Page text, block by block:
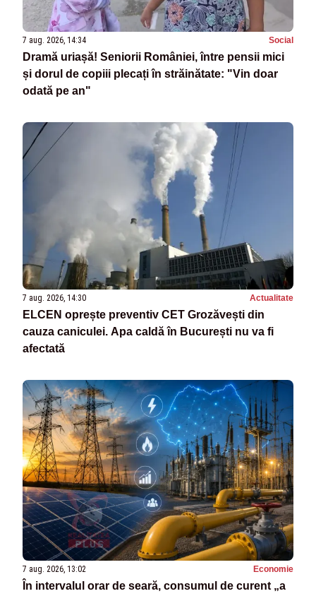
7 aug. 2026, 14:34 Social
Dramă uriașă! Seniorii României, între pensii mici
și dorul de copiii plecați în străinătate: "Vin doar
odată pe an"
7 aug. 2026, 14:30 Actualitate
ELCEN oprește preventiv CET Grozăvești din
cauza caniculei. Apa caldă în București nu va fi
afectată
7 aug. 2026, 13:02 Economie
În intervalul orar de seară, consumul de curent „a